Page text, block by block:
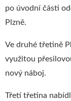
po úvodní části
Plzně.
Ve druhé třetině
využitou
nový náboj.
Třetí třetina